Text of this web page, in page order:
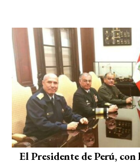
El Presidente de Perú,